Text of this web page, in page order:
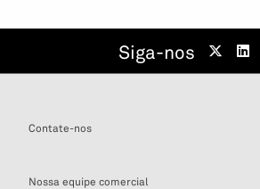
Siga-nos
Contate-nos
Nossa equipe comercial